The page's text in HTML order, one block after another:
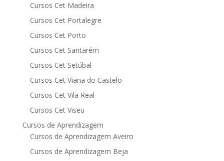
Cursos Cet Madeira
Cursos Cet Portalegre
Cursos Cet Porto
Cursos Cet Santarém
Cursos Cet Setúbal
Cursos Cet Viana do Castelo
Cursos Cet Vila Real
Cursos Cet Viseu
Cursos de Aprendizagem
Cursos de Aprendizagem Aveiro
Cursos de Aprendizagem Beja